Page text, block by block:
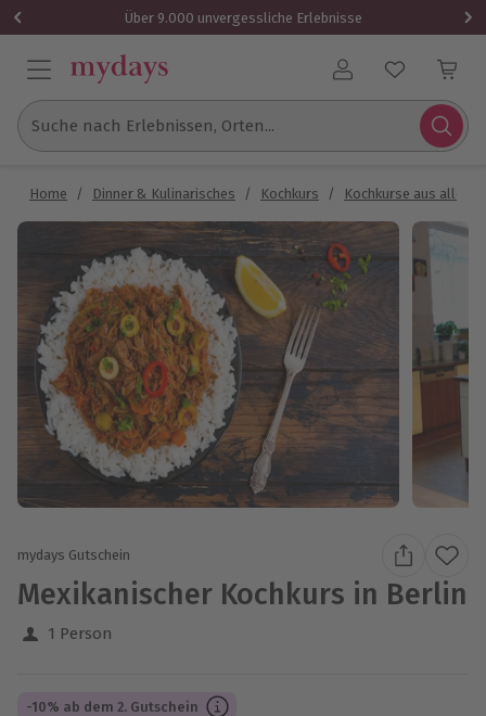
Über 9.000 unvergessliche Erlebnisse
Benutzerkonto
Suche nach Erlebnissen, Orten...
Home / Dinner & Kulinarisches / Kochkurs / Kochkurse aus aller
mydays Gutschein
Mexikanischer Kochkurs in Berlin
1 Person
-10% ab dem 2. Gutschein